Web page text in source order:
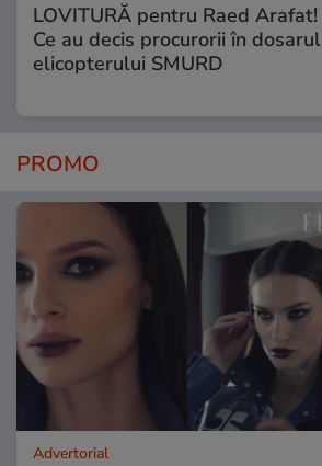
LOVITURĂ pentru Raed Arafat!
Ce au decis procurorii în dosarul
elicopterului SMURD
PROMO
Advertorial